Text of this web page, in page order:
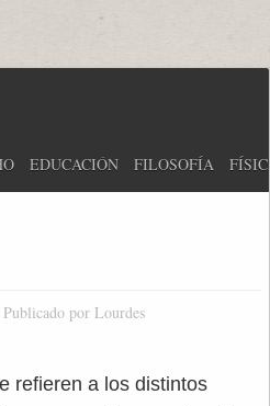
EDUCACIÓN FILOSOFÍA
Publicado por Lourdes
refieren a los distintos